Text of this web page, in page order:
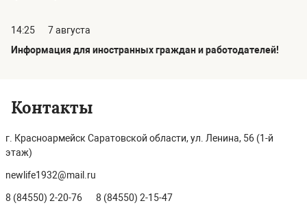
14:25
7 августа
Информация для иностранных граждан и работодателей!
Контакты
г. Красноармейск Саратовской области, ул. Ленина, 56 (1-й
этаж)
newlife1932@mail.ru
8 (84550) 2-20-76 8 (84550) 2-15-47